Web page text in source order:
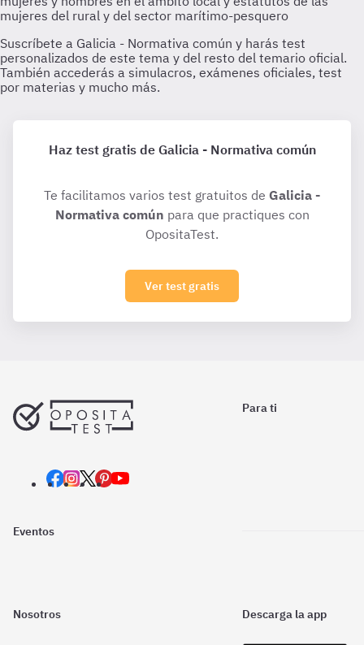
Haz test gratis de Galicia - Normativa común
Te facilitamos varios test gratuitos de Galicia -
Normativa común para que practiques con
OpositaTest.
Ver test gratis
Para ti
Eventos
Nosotros Descarga la app